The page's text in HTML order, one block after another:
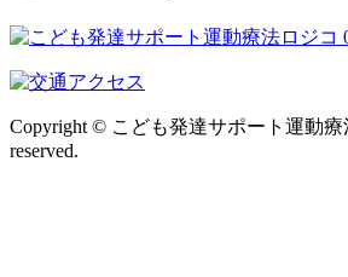
Copyright © こども発達サポート運動療
reserved.